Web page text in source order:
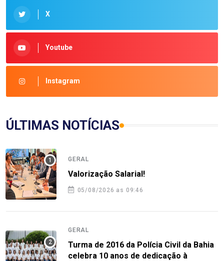
X
Youtube
Instagram
ÚLTIMAS NOTÍCIAS
GERAL
Valorização Salarial!
05/08/2026 as 09:46
GERAL
Turma de 2016 da Polícia Civil da Bahia
celebra 10 anos de dedicação à